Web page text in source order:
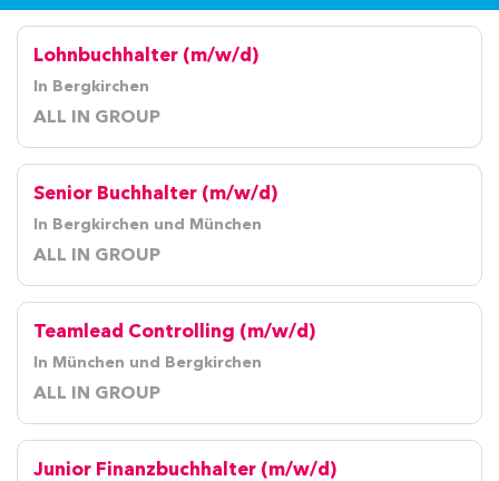
Lohnbuchhalter (m/w/d)
In Bergkirchen
ALL IN GROUP
Senior Buchhalter (m/w/d)
In Bergkirchen und München
ALL IN GROUP
Teamlead Controlling (m/w/d)
In München und Bergkirchen
ALL IN GROUP
Junior Finanzbuchhalter (m/w/d)